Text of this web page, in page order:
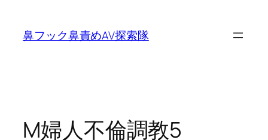
鼻フック鼻責めAV探索隊
M婦人不倫調教5